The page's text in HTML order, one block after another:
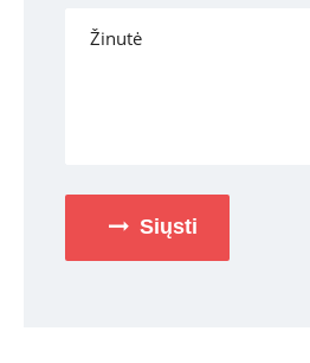
Siųsti